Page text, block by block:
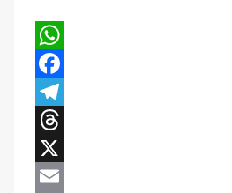
W
h
a
s
F
a
c
e
T
eT
h
X